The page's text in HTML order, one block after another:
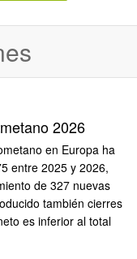
2026
en Europa ha
entre 2025 y 2026,
de 327 nuevas
también cierres
es inferior al total